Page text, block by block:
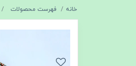
خانه فهرست محصولات